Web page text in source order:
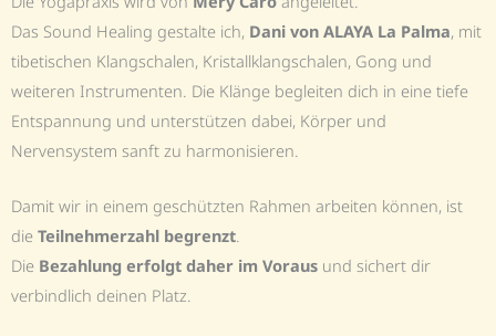
Das Sound Healing gestalte ich, Dani von ALAYA La Palma, mit
tibetischen Klangschalen, Kristallklangschalen, Gong und
weiteren Instrumenten. Die Klänge begleiten dich in eine tiefe
Entspannung und unterstützen dabei, Körper und
Nervensystem sanft zu harmonisieren.
Damit wir in einem geschützten Rahmen arbeiten können, ist
die Teilnehmerzahl begrenzt.
Die Bezahlung erfolgt daher im Voraus und sichert dir
verbindlich deinen Platz.